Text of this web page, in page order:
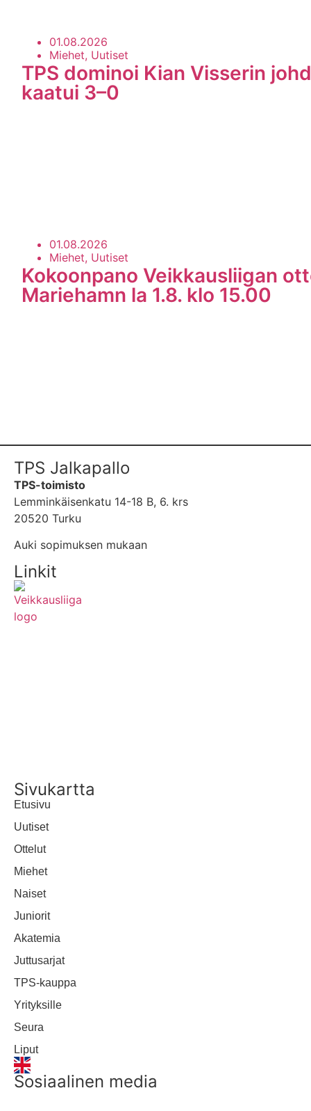
01.08.2026
Miehet, Uutiset
TPS dominoi Kian Visserin
kaatui 3–0
01.08.2026
Miehet, Uutiset
Kokoonpano Veikkausliigan
Mariehamn la 1.8. klo 15.00
TPS Jalkapallo
TPS-toimisto
Lemminkäisenkatu 14-18 B, 6. krs
20520 Turku
Auki sopimuksen mukaan
Linkit
Sivukartta
Etusivu
Uutiset
Ottelut
Miehet
Naiset
Juniorit
Akatemia
Juttusarjat
TPS-kauppa
Yrityksille
Seura
Liput
Sosiaalinen media